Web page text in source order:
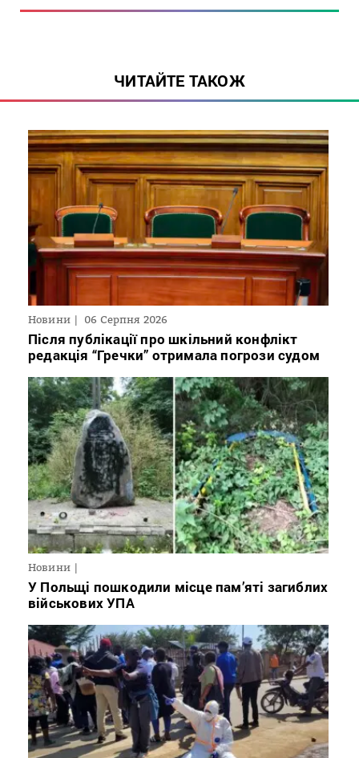
ЧИТАЙТЕ ТАКОЖ
Новини 06 Серпня 2026
Після публікації про шкільний конфлікт
редакція “Гречки” отримала погрози судом
Новини
У Польщі пошкодили місце пам’яті загиблих
військових УПА